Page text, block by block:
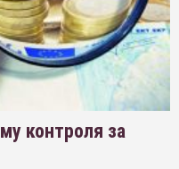
контроля за